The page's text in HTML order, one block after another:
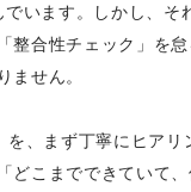
います。しかし、
合性チェック」を
せん。
、まず丁寧にヒア
こまでできていて